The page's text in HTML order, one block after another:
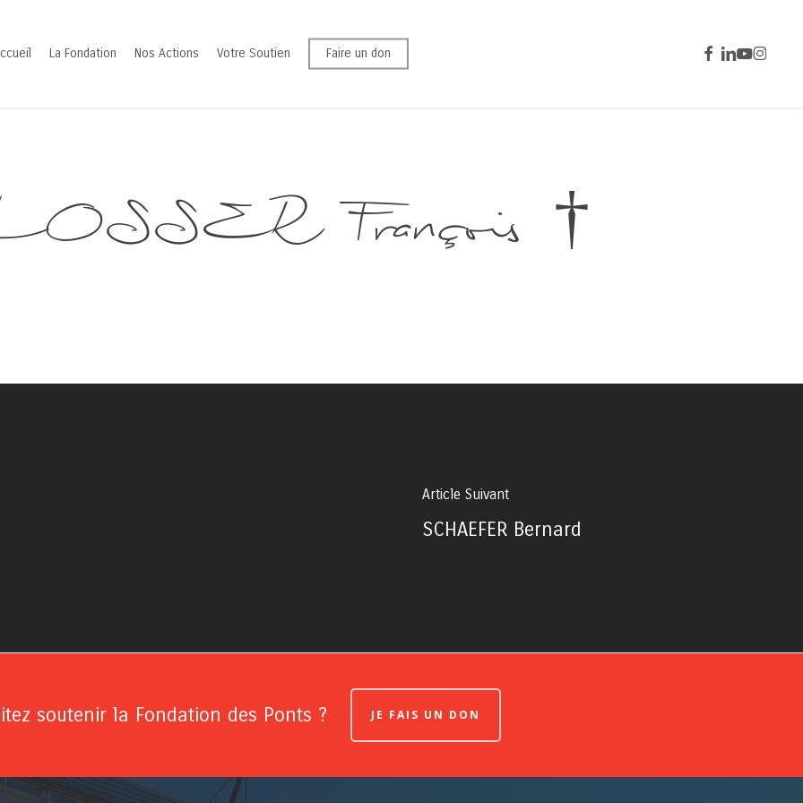
La Fondation Nos Actions Votre Soutien Faire un don facebook
linkedin
youtubeinstagram
François †
Article Suivant
SCHAEFER Bernard
soutenir la Fondation des Ponts ? JE FAIS UN DON